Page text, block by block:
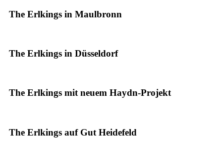
The Erlkings in Maulbronn
The Erlkings in Düsseldorf
The Erlkings mit neuem Haydn-Projekt
The Erlkings auf Gut Heidefeld